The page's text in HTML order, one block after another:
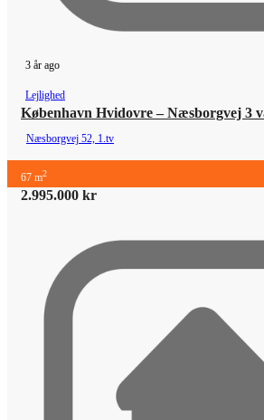
3 år ago
Lejlighed
København Hvidovre – Næsborgvej 3
Næsborgvej 52, 1.tv
67 m2
2.995.000 kr